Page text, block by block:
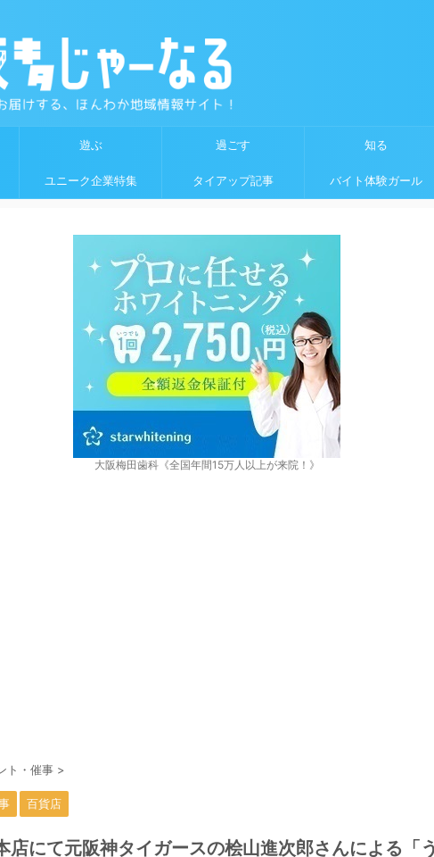
遊ぶ 過ごす 知る
ユニーク企業特集 タイアップ記事 バイト体験ガール
大阪梅田歯科《全国年間15万人以上が来院！》
ト・催事 >
百貨店
店にて元阪神タイガースの桧山進次郎さんによる「